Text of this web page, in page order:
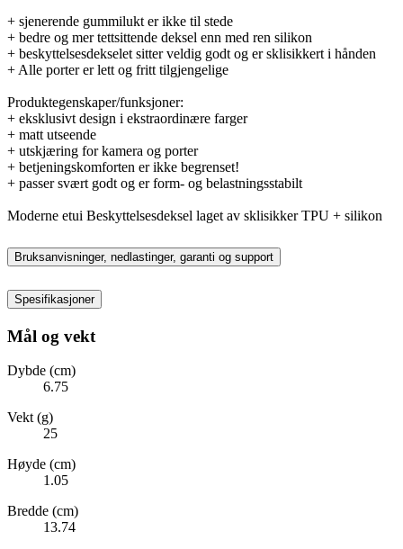
+ sjenerende gummilukt er ikke til stede
+ bedre og mer tettsittende deksel enn med ren silikon
+ beskyttelsesdekselet sitter veldig godt og er sklisikkert i hånden
+ Alle porter er lett og fritt tilgjengelige
Produktegenskaper/funksjoner:
+ eksklusivt design i ekstraordinære farger
+ matt utseende
+ utskjæring for kamera og porter
+ betjeningskomforten er ikke begrenset!
+ passer svært godt og er form- og belastningsstabilt
Moderne etui Beskyttelsesdeksel laget av sklisikker TPU + silikon
Bruksanvisninger, nedlastinger, garanti og support
Spesifikasjoner
Mål og vekt
Dybde (cm)
6.75
Vekt (g)
25
Høyde (cm)
1.05
Bredde (cm)
13.74